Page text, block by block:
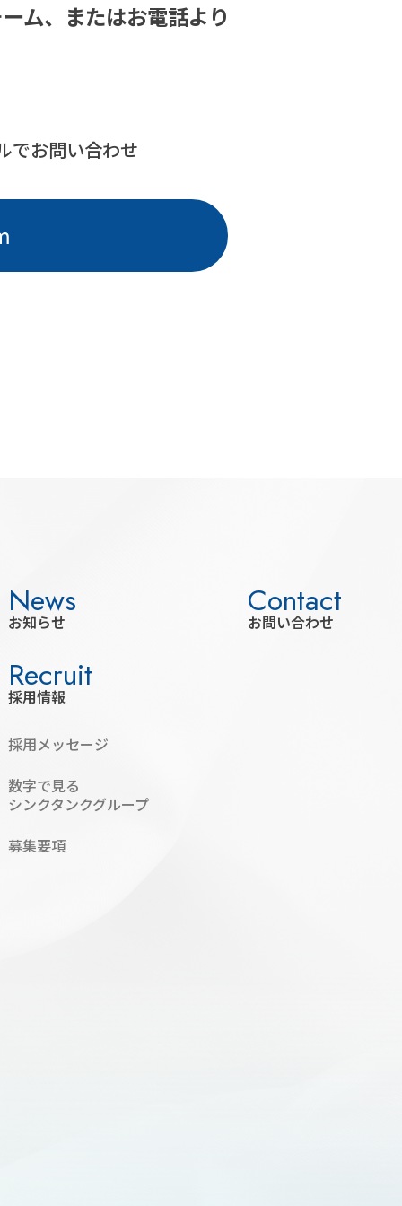
ム、またはお電話より
でお問い合わせ
お知らせ
採用情報
採用メッセージ
数字で見る
シンクタンクグループ
募集要項
お問い合わせ